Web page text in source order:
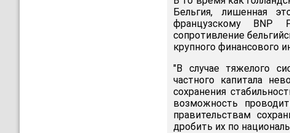
Бельгия, лишенная
французскому BNP
сопротивление
крупного финансового
"В случае тяжелого
частного капитала
сохранения
возможность
правительствам
дробить их по